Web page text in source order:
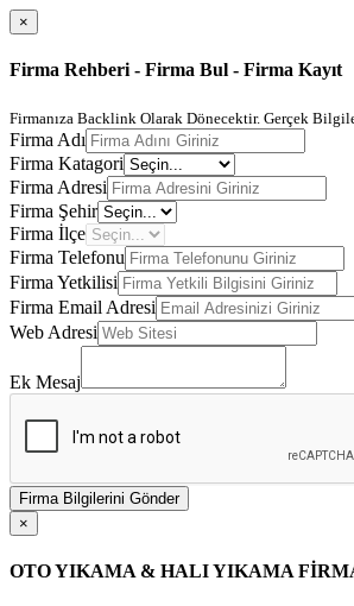
×
Firma Rehberi - Firma Bul - Firma Kayıt
Firmanıza Backlink Olarak Dönecektir. Gerçek
Firma Adı
Firma Katagori
Firma Adresi
Firma Şehir
Firma İlçe
Firma Telefonu
Firma Yetkilisi
Firma Email Adresi
Web Adresi
Ek Mesaj
Firma Bilgilerini Gönder
×
OTO YIKAMA & HALI YIKAMA